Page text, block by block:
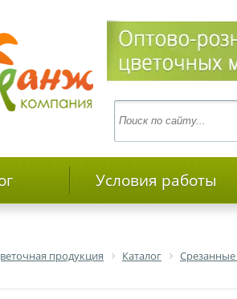
Условия работы
продукция Каталог